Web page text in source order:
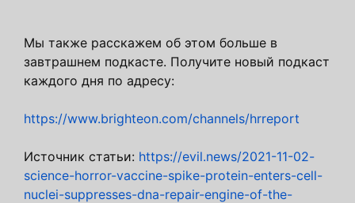
Мы также расскажем об этом больше в
завтрашнем подкасте. Получите новый подкаст
каждого дня по адресу:
https://www.brighteon.com/channels/hrreport
Источник статьи: https://evil.news/2021-11-02-
science-horror-vaccine-spike-protein-enters-cell-
nuclei-suppresses-dna-repair-engine-of-the-